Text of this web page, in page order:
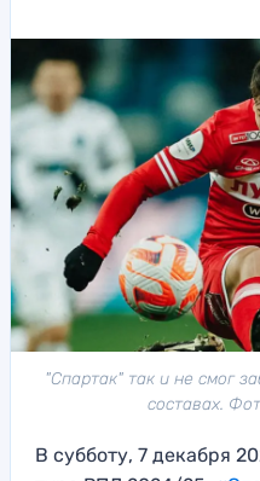
"Спартак" так и не смог
составах.
В субботу, 7 декабря